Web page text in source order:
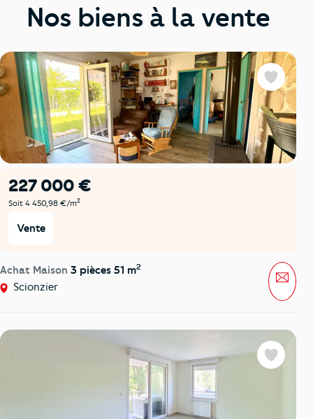
Nos biens à la vente
227 000 €
Soit 4 450,98 €/m2
Vente
Achat Maison 3 pièces 51 m2
Scionzier
Favoris
Favoris